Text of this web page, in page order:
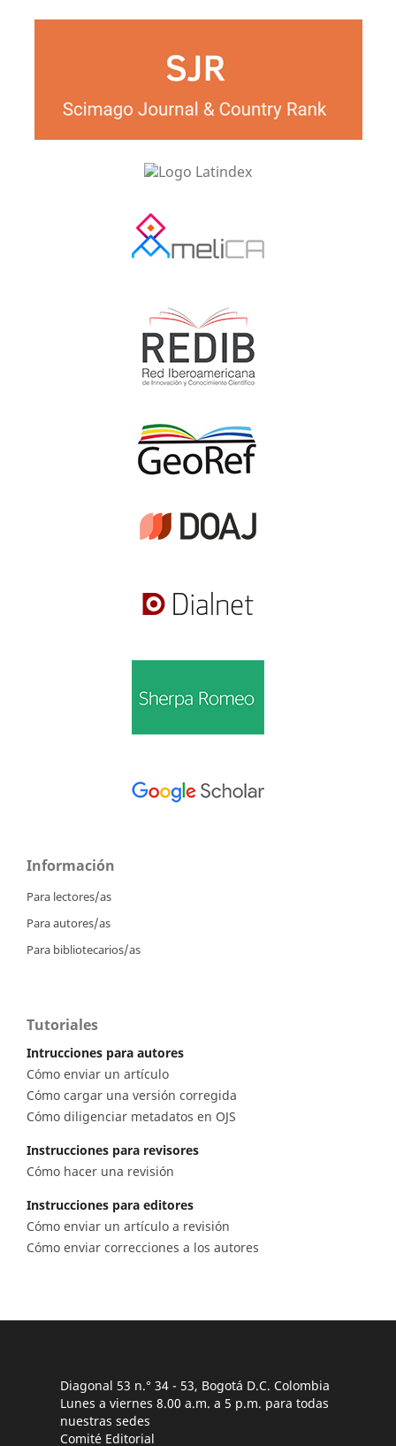
Información
Para lectores/as
Para autores/as
Para bibliotecarios/as
Tutoriales
Intrucciones para autores
Cómo enviar un artículo
Cómo cargar una versión corregida
Cómo diligenciar metadatos en OJS
Instrucciones para revisores
Cómo hacer una revisión
Instrucciones para editores
Cómo enviar un artículo a revisión
Cómo enviar correcciones a los autores
Diagonal 53 n.° 34 - 53, Bogotá D.C. Colombia
Lunes a viernes 8.00 a.m. a 5 p.m. para todas
nuestras sedes
Comité Editorial